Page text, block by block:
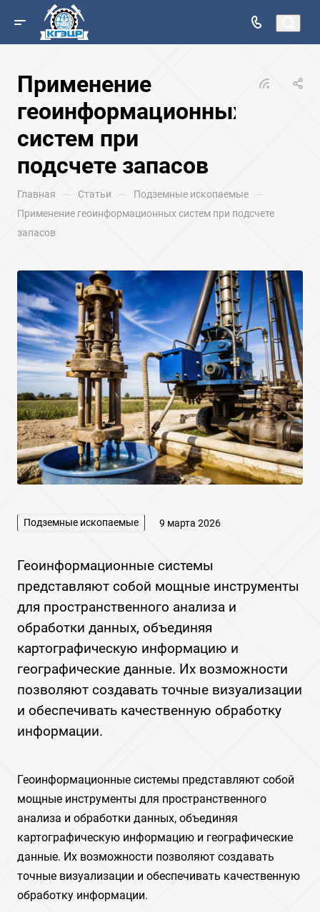
Применение
геоинформационных
систем при
подсчете запасов
Главная — Статьи — Подземные ископаемые —
Применение геоинформационных систем при подсчете
запасов
Подземные ископаемые 9 марта 2026
Геоинформационные системы
представляют собой мощные инструменты
для пространственного анализа и
обработки данных, объединяя
картографическую информацию и
географические данные. Их возможности
позволяют создавать точные визуализации
и обеспечивать качественную обработку
информации.
Геоинформационные системы представляют собой
мощные инструменты для пространственного
анализа и обработки данных, объединяя
картографическую информацию и географические
данные. Их возможности позволяют создавать
точные визуализации и обеспечивать качественную
обработку информации.